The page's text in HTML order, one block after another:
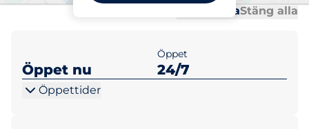
Öppna allaStäng alla
Öppet nu
Öppet
24/7
Öppettider